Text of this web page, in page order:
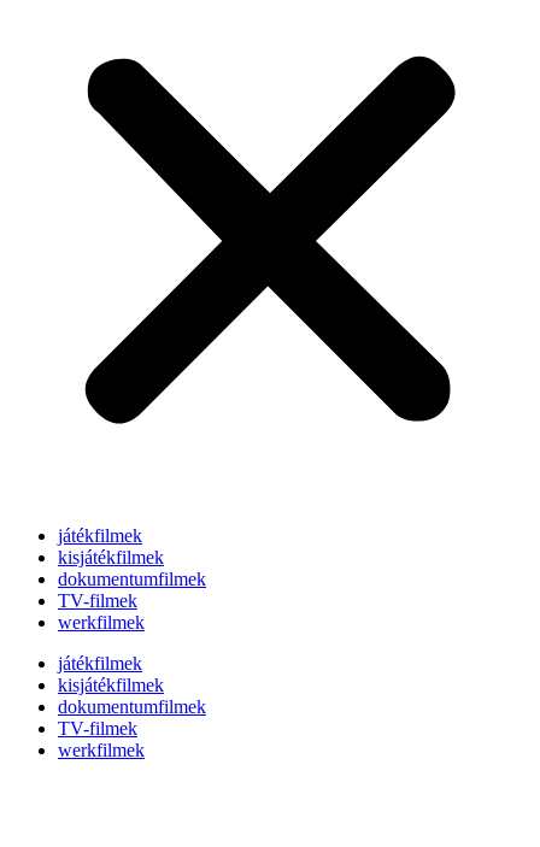
játékfilmek
kisjátékfilmek
dokumentumfilmek
TV-filmek
werkfilmek
játékfilmek
kisjátékfilmek
dokumentumfilmek
TV-filmek
werkfilmek